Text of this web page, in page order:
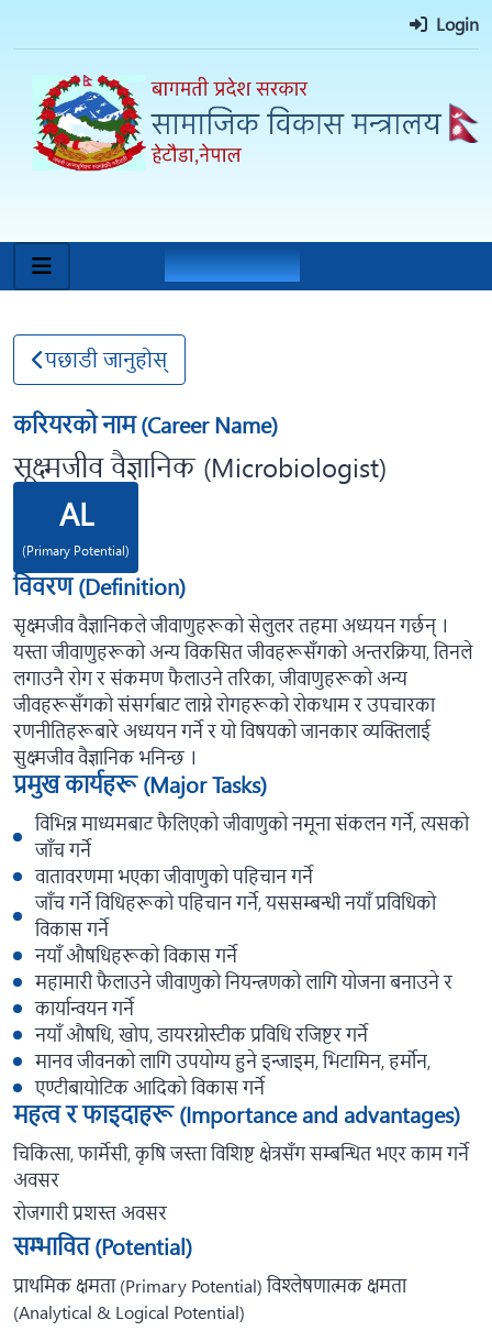
Login
वृत्ति मार्गनिर्देशन
पछाडी जानुहोस्
करियरको नाम (Career Name)
सूक्ष्मजीव वैज्ञानिक (Microbiologist)
AL
(Primary Potential)
विवरण (Definition)
सृक्ष्मजीव वैज्ञानिकले जीवाणुहरूको सेलुलर तहमा अध्ययन गर्छन् ।
यस्ता जीवाणुहरूको अन्य विकसित जीवहरूसँगको अन्तरक्रिया, तिनले
लगाउनै रोग र संकमण फैलाउने तरिका, जीवाणुहरूको अन्य
जीवहरूसँगको संसर्गबाट लाग्ने रोगहरूको रोकथाम र उपचारका
रणनीतिहरूबारे अध्ययन गर्ने र यो विषयको जानकार व्यक्तिलाई
सुक्ष्मजीव वैज्ञानिक भनिन्छ ।
प्रमुख कार्यहरू (Major Tasks)
विभिन्न माध्यमबाट फैलिएको जीवाणुको नमूना संकलन गर्ने, त्यसको
जाँच गर्ने
वातावरणमा भएका जीवाणुको पहिचान गर्ने
जाँच गर्ने विधिहरूको पहिचान गर्ने, यससम्बन्धी नयाँ प्रविधिको
विकास गर्ने
नयाँ औषधिहरूको विकास गर्ने
महामारी फैलाउने जीवाणुको नियन्त्रणको लागि योजना बनाउने र
कार्यान्वयन गर्ने
नयाँ औषधि, खोप, डायरग्नोस्टीक प्रविधि रजिष्टर गर्ने
मानव जीवनको लागि उपयोग्य हुने इन्जाइम, भिटामिन, हर्मोन,
एण्टीबायोटिक आदिको विकास गर्ने
महत्व र फाइदाहरू (Importance and advantages)
चिकित्सा, फार्मेसी, कृषि जस्ता विशिष्ट क्षेत्रसँग सम्बन्धित भएर काम गर्ने
अवसर
रोजगारी प्रशस्त अवसर
सम्भावित (Potential)
प्राथमिक क्षमता (Primary Potential) विश्लेषणात्मक क्षमता
(Analytical & Logical Potential)